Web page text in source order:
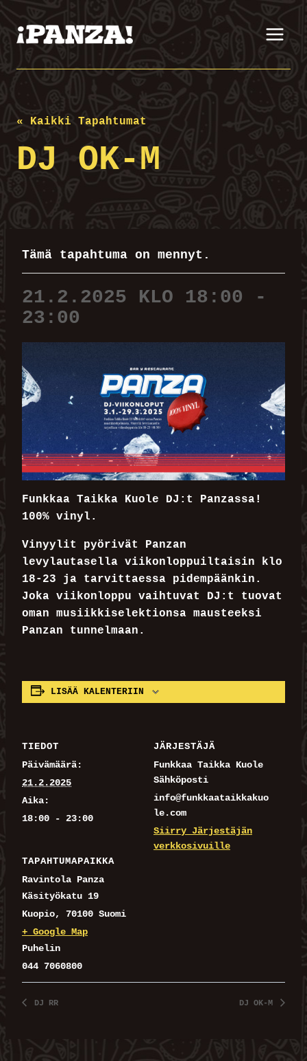
sisältöön
« Kaikki Tapahtumat
DJ OK-M
Tämä tapahtuma on mennyt.
21.2.2025 KLO 18:00 -
23:00
Funkkaa Taikka Kuole DJ:t Panzassa!
100% vinyl.
Vinyylit pyörivät Panzan
levylautasella viikonloppuiltaisin klo
18-23 ja tarvittaessa pidempäänkin.
Joka viikonloppu vaihtuvat DJ:t tuovat
oman musiikkiselektionsa mausteeksi
Panzan tunnelmaan.
LISÄÄ KALENTERIIN
TIEDOT
Päivämäärä:
21.2.2025
Aika:
18:00 - 23:00
TAPAHTUMAPAIKKA
Ravintola Panza
Käsityökatu 19
Kuopio, 70100 Suomi
+ Google Map
Puhelin
044 7060800
JÄRJESTÄJÄ
Funkkaa Taikka Kuole
Sähköposti
info@funkkaataikkakuo
le.com
Siirry Järjestäjän
verkkosivuille
DJ RR DJ OK-M